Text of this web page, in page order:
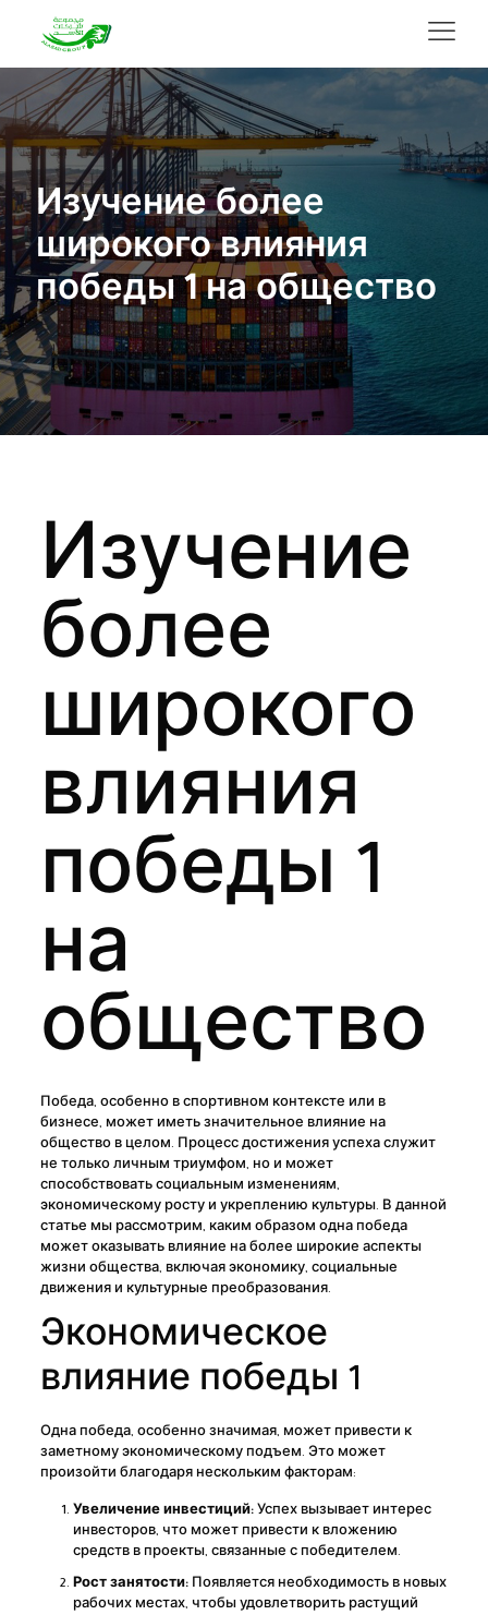
Изучение более
широкого влияния
победы 1 на общество
Изучение
более
широкого
влияния
победы 1
на
общество
Победа, особенно в спортивном контексте или в
бизнесе, может иметь значительное влияние на
общество в целом. Процесс достижения успеха служит
не только личным триумфом, но и может
способствовать социальным изменениям,
экономическому росту и укреплению культуры. В данной
статье мы рассмотрим, каким образом одна победа
может оказывать влияние на более широкие аспекты
жизни общества, включая экономику, социальные
движения и культурные преобразования.
Экономическое
влияние победы 1
Одна победа, особенно значимая, может привести к
заметному экономическому подъем. Это может
произойти благодаря нескольким факторам:
Увеличение инвестиций:Успех вызывает интерес
инвесторов, что может привести к вложению
средств в проекты, связанные с победителем.
Рост занятости:Появляется необходимость в новых
рабочих местах, чтобы удовлетворить растущий